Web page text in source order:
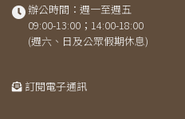
辦公時間：週一至週五
09:00-13:00；14:00-18:00
(週六、日及公眾假期休息)
訂閱電子通訊